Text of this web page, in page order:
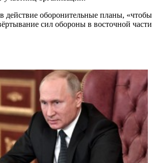
оборонительные планы, «чтобы
сил обороны в восточной